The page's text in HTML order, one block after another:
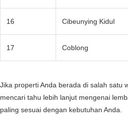
16 Cibeunying Kidul
17 Coblong
Jika properti Anda berada di salah satu
mencari tahu lebih lanjut mengenai
paling sesuai dengan kebutuhan Anda.